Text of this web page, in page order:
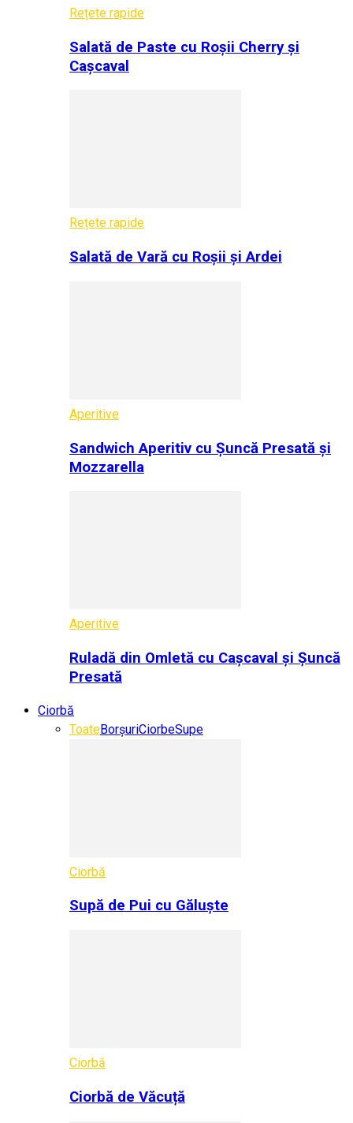
Rețete rapide
Salată de Paste cu Roșii Cherry și
Cașcaval
Rețete rapide
Salată de Vară cu Roșii și Ardei
Aperitive
Sandwich Aperitiv cu Șuncă Presată și
Mozzarella
Aperitive
Ruladă din Omletă cu Cașcaval și Șuncă
Presată
Ciorbă
ToateBorșuriCiorbeSupe
Ciorbă
Supă de Pui cu Găluște
Ciorbă
Ciorbă de Văcuță